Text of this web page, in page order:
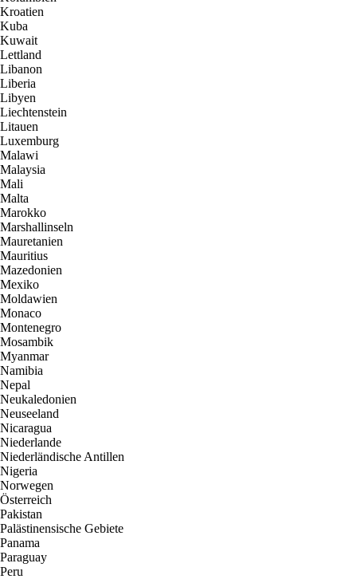
Kroatien
Kuba
Kuwait
Lettland
Libanon
Liberia
Libyen
Liechtenstein
Litauen
Luxemburg
Malawi
Malaysia
Mali
Malta
Marokko
Marshallinseln
Mauretanien
Mauritius
Mazedonien
Mexiko
Moldawien
Monaco
Montenegro
Mosambik
Myanmar
Namibia
Nepal
Neukaledonien
Neuseeland
Nicaragua
Niederlande
Niederländische Antillen
Nigeria
Norwegen
Österreich
Pakistan
Palästinensische Gebiete
Panama
Paraguay
Peru